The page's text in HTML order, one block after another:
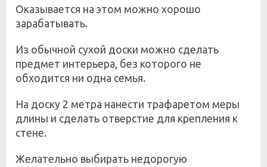
Оказывается на этом можно хорошо
зарабатывать.
Из обычной сухой доски можно сделать
предмет интерьера, без которого не
обходится ни одна семья.
На доску 2 метра нанести трафаретом меры
длины и сделать отверстие для крепления к
стене.
Желательно выбирать недорогую